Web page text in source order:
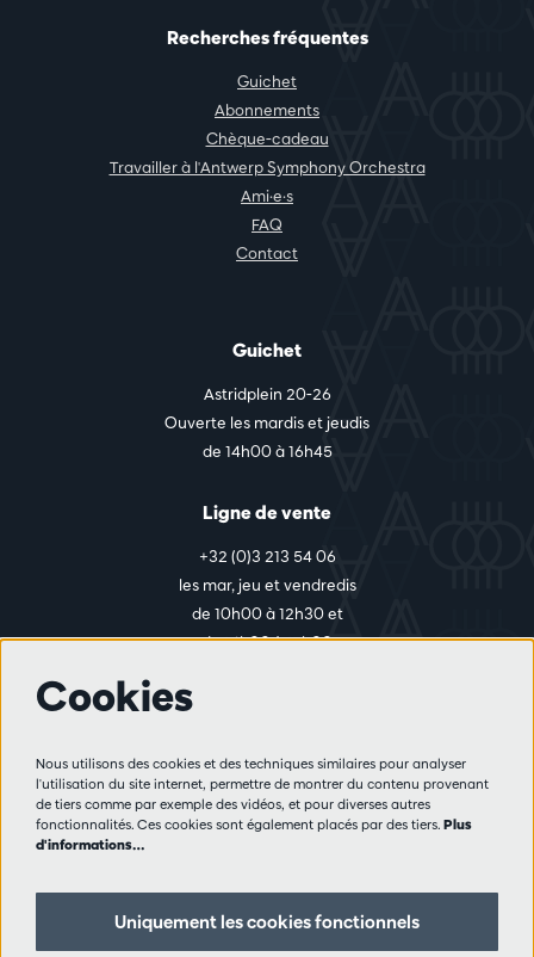
Recherches fréquentes
Guichet
Abonnements
Chèque-cadeau
Travailler à l'Antwerp Symphony Orchestra
Ami·e·s
FAQ
Contact
Guichet
Astridplein 20-26
Ouverte les mardis et jeudis
de 14h00 à 16h45
Ligne de vente
+32 (0)3 213 54 06
les mar, jeu et vendredis
de 10h00 à 12h30 et
de 14h00 à 17h00
Règlement des visiteurs
Vie privée
Partenaires
Cookies
Nous utilisons des cookies et des techniques similaires pour analyser
l'utilisation du site internet, permettre de montrer du contenu provenant
de tiers comme par exemple des vidéos, et pour diverses autres
fonctionnalités. Ces cookies sont également placés par des tiers. Plus
d'informations…
Uniquement les cookies fonctionnels